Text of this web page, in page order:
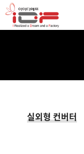
실외형 컨버터